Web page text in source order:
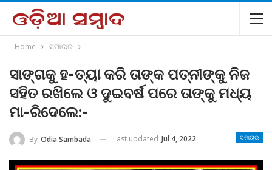
Home ସମାଚାର
ସାଙ୍ଗକୁ ହ-ତ୍ୟା କରି ତାଙ୍କ ପତ୍ନୀଙ୍କୁ ନିଜ
ସହିତ ରଖିଲେ ଓ ଦୁଇବର୍ଷ ପରେ ତାଙ୍କୁ ମଧ୍ୟ
ମା-ରିଦେଲେ:-
ସମାଚାର
By Odia Sambada Last updated Jul 4, 2022